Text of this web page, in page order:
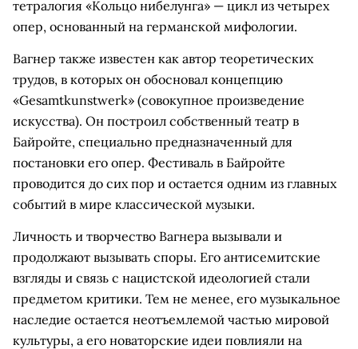
тетралогия «Кольцо нибелунга» — цикл из четырех
опер, основанный на германской мифологии.
Вагнер также известен как автор теоретических
трудов, в которых он обосновал концепцию
«Gesamtkunstwerk» (совокупное произведение
искусства). Он построил собственный театр в
Байройте, специально предназначенный для
постановки его опер. Фестиваль в Байройте
проводится до сих пор и остается одним из главных
событий в мире классической музыки.
Личность и творчество Вагнера вызывали и
продолжают вызывать споры. Его антисемитские
взгляды и связь с нацистской идеологией стали
предметом критики. Тем не менее, его музыкальное
наследие остается неотъемлемой частью мировой
культуры, а его новаторские идеи повлияли на